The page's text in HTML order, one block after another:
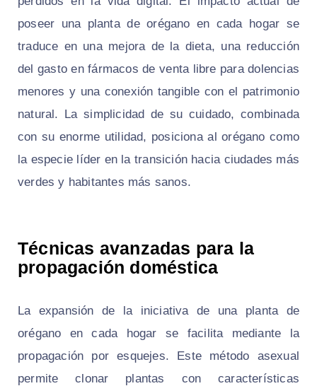
poseer una planta de orégano en cada hogar se
traduce en una mejora de la dieta, una reducción
del gasto en fármacos de venta libre para dolencias
menores y una conexión tangible con el patrimonio
natural. La simplicidad de su cuidado, combinada
con su enorme utilidad, posiciona al orégano como
la especie líder en la transición hacia ciudades más
verdes y habitantes más sanos.
Técnicas avanzadas para la
propagación doméstica
La expansión de la iniciativa de una planta de
orégano en cada hogar se facilita mediante la
propagación por esquejes. Este método asexual
permite clonar plantas con características